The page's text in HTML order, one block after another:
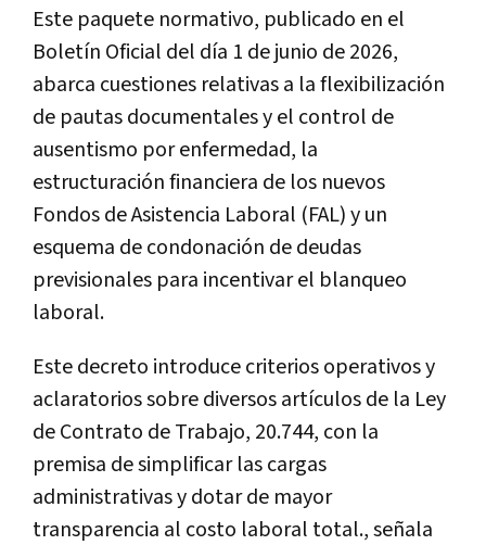
Este paquete normativo, publicado en el
Boletín Oficial del día 1 de junio de 2026,
abarca cuestiones relativas a la flexibilización
de pautas documentales y el control de
ausentismo por enfermedad, la
estructuración financiera de los nuevos
Fondos de Asistencia Laboral (FAL) y un
esquema de condonación de deudas
previsionales para incentivar el blanqueo
laboral.
Este decreto introduce criterios operativos y
aclaratorios sobre diversos artículos de la Ley
de Contrato de Trabajo, 20.744, con la
premisa de simplificar las cargas
administrativas y dotar de mayor
transparencia al costo laboral total., señala